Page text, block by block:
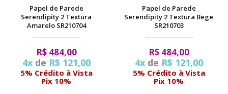
Papel de Parede
Serendipity 2 Textura
Amarelo SR210704
R$ 484,00
4xde R$ 121,00
5% Crédito à Vista
Pix 10%
Papel de Parede
Serendipity 2 Textura Bege
SR210703
R$ 484,00
4xde R$ 121,00
5% Crédito à Vista
Pix 10%